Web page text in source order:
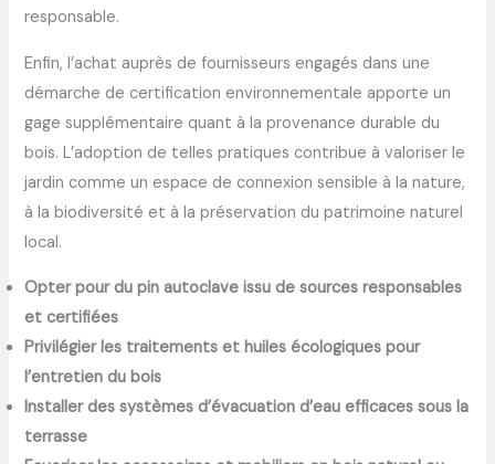
responsable.
Enfin, l’achat auprès de fournisseurs engagés dans une
démarche de certification environnementale apporte un
gage supplémentaire quant à la provenance durable du
bois. L’adoption de telles pratiques contribue à valoriser le
jardin comme un espace de connexion sensible à la nature,
à la biodiversité et à la préservation du patrimoine naturel
local.
Opter pour du pin autoclave issu de sources responsables
et certifiées
Privilégier les traitements et huiles écologiques pour
l’entretien du bois
Installer des systèmes d’évacuation d’eau efficaces sous la
terrasse